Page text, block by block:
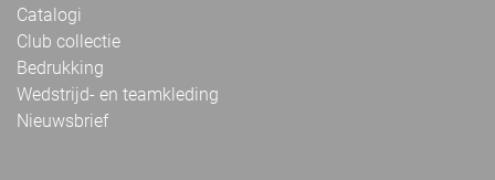
Catalogi
Club collectie
Bedrukking
Wedstrijd- en teamkleding
Nieuwsbrief